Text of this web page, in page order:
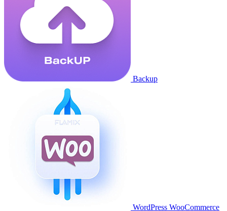
Backup
WordPress WooCommerce